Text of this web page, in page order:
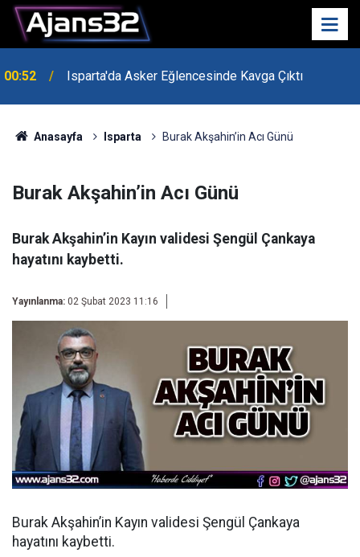
00:52 Isparta'da Asker Eğlencesinde Kavga Çıktı
21:34
Dönem Başladı
Anasayfa Isparta Burak Akşahin’in Acı Günü
Burak Akşahin’in Acı Günü
Burak Akşahin’in Kayın validesi Şengül Çankaya
hayatını kaybetti.
Yayınlanma: 02 Şubat 2023 11:16
Burak Akşahin’in Kayın validesi Şengül Çankaya
hayatını kaybetti.